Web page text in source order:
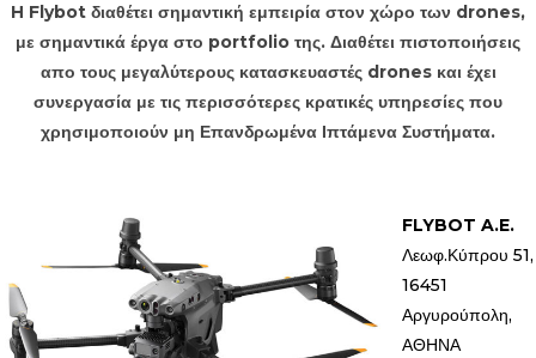
H Flybot διαθέτει σημαντική εμπειρία στον χώρο των drones,
με σημαντικά έργα στο portfolio της. Διαθέτει πιστοποιήσεις
απο τους μεγαλύτερους κατασκευαστές drones και έχει
συνεργασία με τις περισσότερες κρατικές υπηρεσίες που
χρησιμοποιούν μη Επανδρωμένα Ιπτάμενα Συστήματα.
FLYBOT A.E.
Λεωφ.Κύπρου 51,
16451
Αργυρούπολη,
ΑΘΗΝΑ